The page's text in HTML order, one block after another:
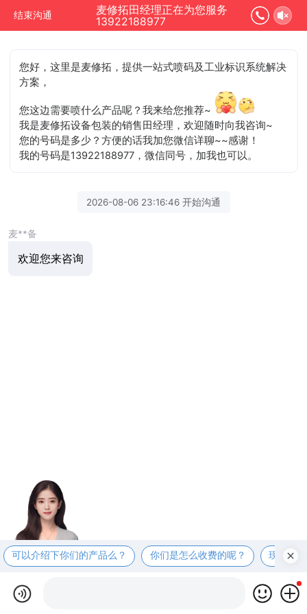
结束沟通
麦修拓田经理正在为您服务
13922188977
您好，这里是麦修拓，提供一站式喷码及工业标识系统解决
方案，
您这边需要喷什么产品呢？我来给您推荐~
我是麦修拓设备包装的销售田经理，欢迎随时向我咨询~
您的号码是多少？方便的话我加您微信详聊~~感谢！
我的号码是13922188977，微信同号，加我也可以。
2026-08-06 23:16:46 开始沟通
麦**备
欢迎您来咨询
可以介绍下你们的产品么？ 你们是怎么收费的呢？ 现在有